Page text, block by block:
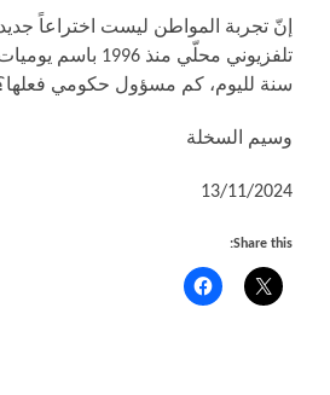
إنّ تجربة المواطن ليست اختراعاً
سنة لليوم، كم مسؤول حكومي
وسيم السخلة
13/11/2024
Share this: